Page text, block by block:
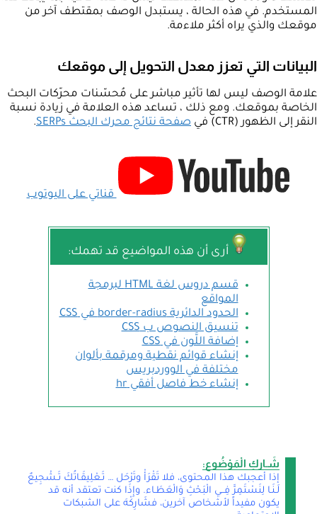
المستخدم. في هذه الحالة ، يستبدل الوصف بمقتطف آخر من
موقعك والذي يراه أكثر ملاءمة.
البيانات التي تعزز معدل التحويل إلى موقعك
علامة الوصف ليس لها تأثير مباشر على مُحسّنات محرّكات البحث
الخاصة بموقعك. ومع ذلك ، تساعد هذه العلامة في زيادة نسبة
النقر إلى الظهور (CTR) في
صفحة نتائج محرك البحث SERPs .
قناتي على اليوتوب
أرى أن هذه المواضيع قد تهمك:
قسم دروس لغة HTML لبرمجة
المواقع
الحدود الدائرية border-radius في CSS
تنسيق النصوص ب CSS
إضافة اللَّون في CSS
إنشاء قوائم نقطية ومرقمة بألوان
مختلفة في الووردبريس
إنشاء خط فاصل أفقي hr
شَـاركِ الْمَوْضُوع:
إذا أعجبك هذا المحتوى، فلا تَقْرَأْ وتَرْحَل … تَـعْلِيقَـاتُكَ تَـشْجِيعٌ
لَـنَـا لِنَسْتَمِرَّ فِــي الْبَحْثِ وَالْعَطَـاء. وإِذَا كنت تعتقد أنه قد
يكون مفيداً لأشخاص آخرين، فشَارِكْهَ على الشبكات